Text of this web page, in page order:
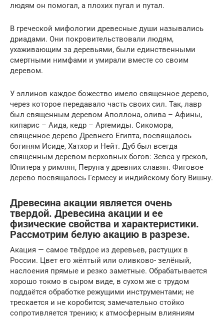
людям он помогал, а плохих пугал и путал.
В греческой мифологии древесные души назывались
дриадами. Они покровительствовали людям,
ухаживающим за деревьями, были единственными
смертными нимфами и умирали вместе со своим
деревом.
У эллинов каждое божество имело священное дерево,
через которое передавало часть своих сил. Так, лавр
был священным деревом Аполлона, олива – Афины,
кипарис – Аида, кедр – Артемиды. Сикомора,
священное дерево Древнего Египта, посвящалось
богиням Исиде, Хатхор и Нейт. Дуб был всегда
священным деревом верховных богов: Зевса у греков,
Юпитера у римлян, Перуна у древних славян. Фиговое
дерево посвящалось Гермесу и индийскому богу Вишну.
Древесина акации является очень
твердой. Древесина акации и ее
физические свойства и характеристики.
Рассмотрим белую акацию в разрезе.
Акация — самое твёрдое из деревьев, растущих в
России. Цвет его жёлтый или оливково- зелёный,
наслоения прямые и резко заметные. Обрабатывается
хорошо токмо в сыром виде, в сухом же с трудом
поддаётся обработке режущими инструментами; не
трескается и не коробится; замечательно стойко
сопротивляется трению; к атмосферным влияниям